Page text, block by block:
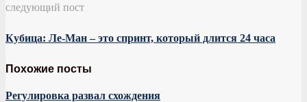
следующий пост
Кубица: Ле-Ман – это спринт, который длится 24 часа
Похожие посты
Регулировка развал схождения